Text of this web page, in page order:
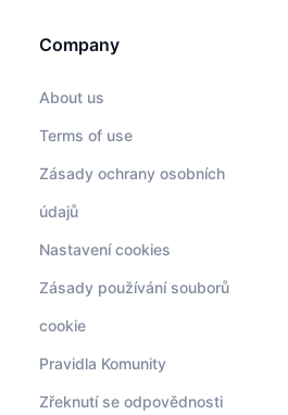
Company
About us
Terms of use
Zásady ochrany osobních
údajů
Nastavení cookies
Zásady používání souborů
cookie
Pravidla Komunity
Zřeknutí se odpovědnosti